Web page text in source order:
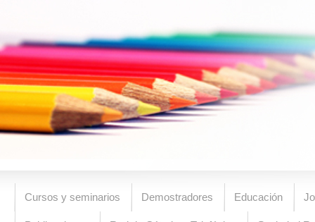
Cursos y seminarios Demostradores Educación